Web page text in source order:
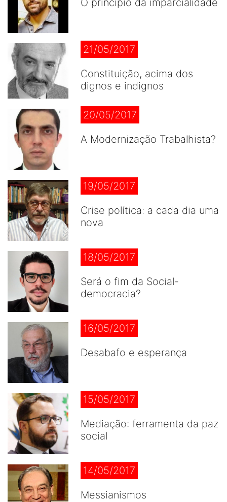
O princípio da imparcialidade
21/05/2017
Constituição, acima dos
dignos e indignos
20/05/2017
A Modernização Trabalhista?
19/05/2017
Crise política: a cada dia uma
nova
18/05/2017
Será o fim da Social-
democracia?
16/05/2017
Desabafo e esperança
15/05/2017
Mediação: ferramenta da paz
social
14/05/2017
Messianismos